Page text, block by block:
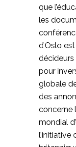
que
les
d’Oslo
pour
globale
des
concerne
mondial
l’initiative